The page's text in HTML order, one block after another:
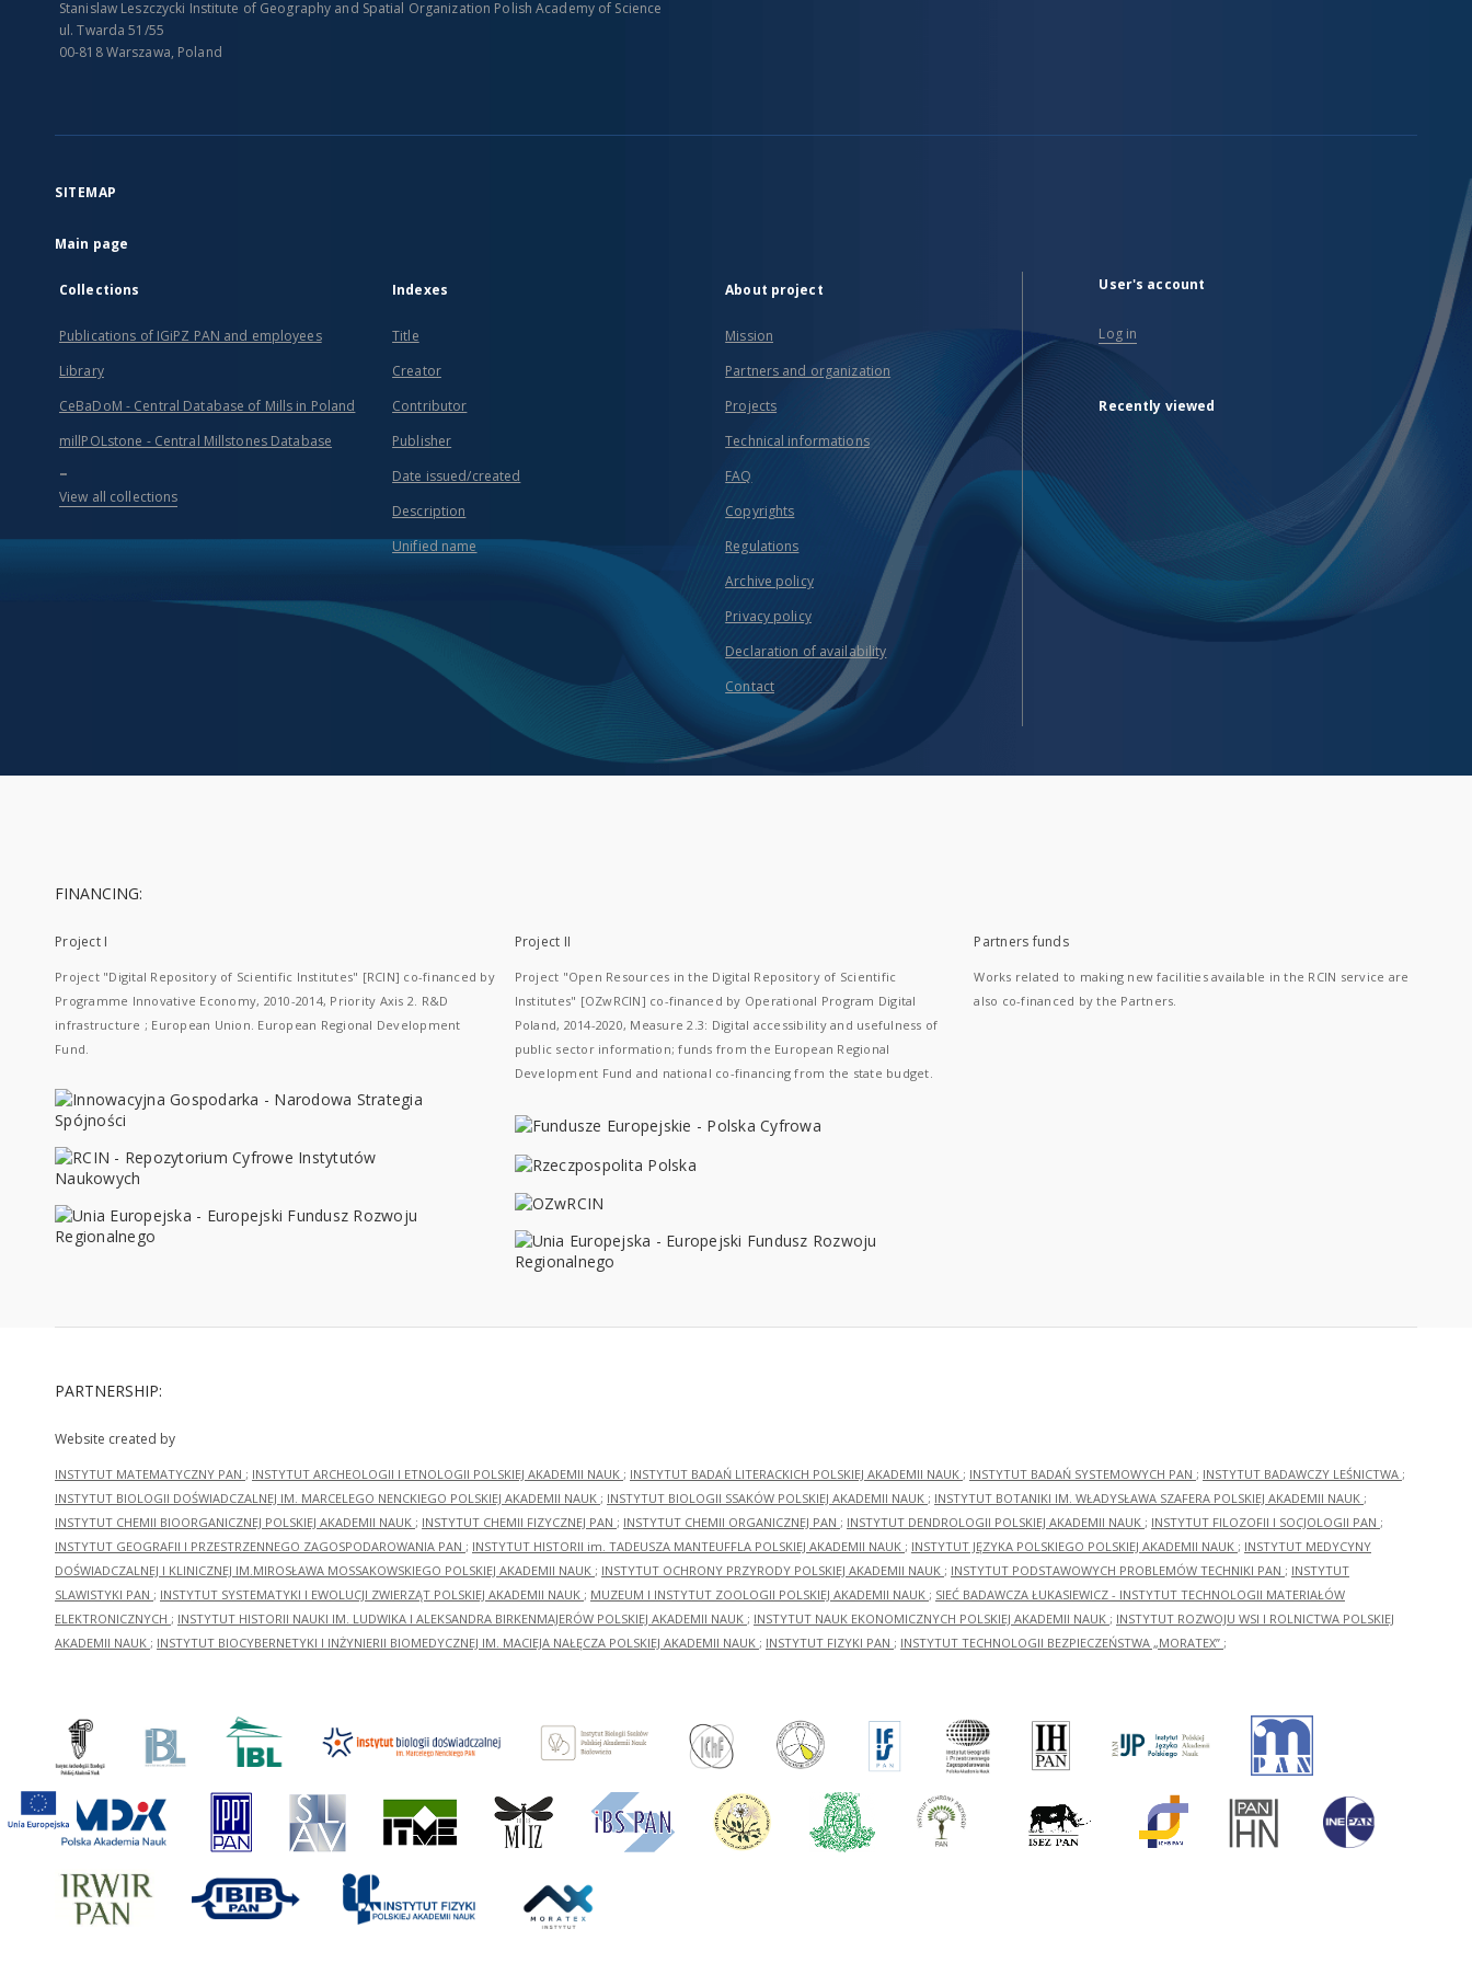
Stanislaw Leszczycki Institute of Geography and Spatial Organization Polish Academy of Science
ul. Twarda 51/55
00-818 Warszawa, Poland
SITEMAP
Main page
Collections
Publications of IGiPZ PAN and employees
Library
CeBaDoM - Central Database of Mills in Poland
millPOLstone - Central Millstones Database
...
View all collections
Indexes
Title
Creator
Contributor
Publisher
Date issued/created
Description
Unified name
About project
Mission
Partners and organization
Projects
Technical informations
FAQ
Copyrights
Regulations
Archive policy
Privacy policy
Declaration of availability
Contact
User's account
Log in
Recently viewed
FINANCING:
Project I
Project "Digital Repository of Scientific Institutes" [RCIN] co-financed by
Programme Innovative Economy, 2010-2014, Priority Axis 2. R&D
infrastructure ; European Union. European Regional Development
Fund.
Project II
Project "Open Resources in the Digital Repository of Scientific
Institutes" [OZwRCIN] co-financed by Operational Program Digital
Poland, 2014-2020, Measure 2.3: Digital accessibility and usefulness of
public sector information; funds from the European Regional
Development Fund and national co-financing from the state budget.
Partners funds
Works related to making new facilities available in the RCIN service are
also co-financed by the Partners.
PARTNERSHIP:
Website created by
INSTYTUT MATEMATYCZNY PAN ; INSTYTUT ARCHEOLOGII I ETNOLOGII POLSKIEJ AKADEMII NAUK ; INSTYTUT BADAŃ LITERACKICH POLSKIEJ AKADEMII NAUK ; INSTYTUT BADAŃ SYSTEMOWYCH PAN ; INSTYTUT BADAWCZY LEŚNICTWA ;
INSTYTUT BIOLOGII DOŚWIADCZALNEJ IM. MARCELEGO NENCKIEGO POLSKIEJ AKADEMII NAUK ; INSTYTUT BIOLOGII SSAKÓW POLSKIEJ AKADEMII NAUK ; INSTYTUT BOTANIKI IM. WŁADYSŁAWA SZAFERA POLSKIEJ AKADEMII NAUK ;
INSTYTUT CHEMII BIOORGANICZNEJ POLSKIEJ AKADEMII NAUK ; INSTYTUT CHEMII FIZYCZNEJ PAN ; INSTYTUT CHEMII ORGANICZNEJ PAN ; INSTYTUT DENDROLOGII POLSKIEJ AKADEMII NAUK ; INSTYTUT FILOZOFII I SOCJOLOGII PAN ;
INSTYTUT GEOGRAFII I PRZESTRZENNEGO ZAGOSPODAROWANIA PAN ; INSTYTUT HISTORII im. TADEUSZA MANTEUFFLA POLSKIEJ AKADEMII NAUK ; INSTYTUT JĘZYKA POLSKIEGO POLSKIEJ AKADEMII NAUK ; INSTYTUT MEDYCYNY
DOŚWIADCZALNEJ I KLINICZNEJ IM.MIROSŁAWA MOSSAKOWSKIEGO POLSKIEJ AKADEMII NAUK ; INSTYTUT OCHRONY PRZYRODY POLSKIEJ AKADEMII NAUK ; INSTYTUT PODSTAWOWYCH PROBLEMÓW TECHNIKI PAN ; INSTYTUT
SLAWISTYKI PAN ; INSTYTUT SYSTEMATYKI I EWOLUCJI ZWIERZĄT POLSKIEJ AKADEMII NAUK ; MUZEUM I INSTYTUT ZOOLOGII POLSKIEJ AKADEMII NAUK ; SIEĆ BADAWCZA ŁUKASIEWICZ - INSTYTUT TECHNOLOGII MATERIAŁÓW
ELEKTRONICZNYCH ; INSTYTUT HISTORII NAUKI IM. LUDWIKA I ALEKSANDRA BIRKENMAJERÓW POLSKIEJ AKADEMII NAUK ; INSTYTUT NAUK EKONOMICZNYCH POLSKIEJ AKADEMII NAUK ; INSTYTUT ROZWOJU WSI I ROLNICTWA POLSKIEJ
AKADEMII NAUK ; INSTYTUT BIOCYBERNETYKI I INŻYNIERII BIOMEDYCZNEJ IM. MACIEJA NAŁĘCZA POLSKIEJ AKADEMII NAUK ; INSTYTUT FIZYKI PAN ; INSTYTUT TECHNOLOGII BEZPIECZEŃSTWA „MORATEX” ;